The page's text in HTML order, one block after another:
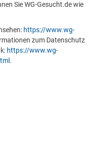
Sie WG-Gesucht.de wie
https://www.wg-
zum Datenschutz
https://www.wg-
.